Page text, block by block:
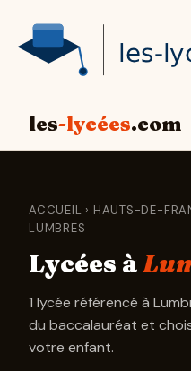
les-lycées.com
ACCUEIL › HAUTS-DE-
LUMBRES
Lycées à
1 lycée référencé à
du baccalauréat et
votre enfant.